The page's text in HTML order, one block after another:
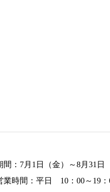
間：7月1日（金）～8月31日
業時間：平日 10：00～19：